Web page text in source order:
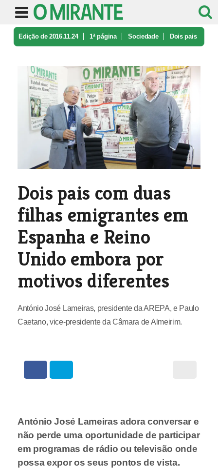
Edição de 2016.11.24 1ª página Sociedade Dois pais
Dois pais com duas
filhas emigrantes em
Espanha e Reino
Unido embora por
motivos diferentes
António José Lameiras, presidente da AREPA, e Paulo
Caetano, vice-presidente da Câmara de Almeirim.
António José Lameiras adora conversar e
não perde uma oportunidade de participar
em programas de rádio ou televisão onde
possa expor os seus pontos de vista.